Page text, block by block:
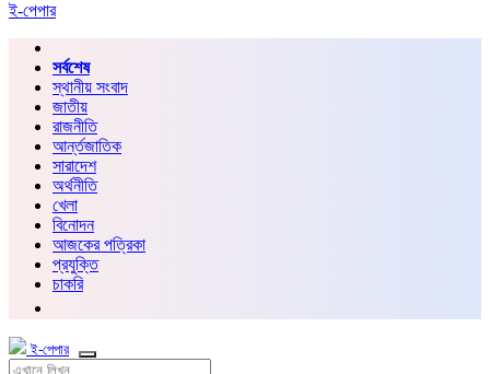
ই-পেপার
সর্বশেষ
স্থানীয় সংবাদ
জাতীয়
রাজনীতি
আর্ন্তজাতিক
সারাদেশ
অর্থনীতি
খেলা
বিনোদন
আজকের পত্রিকা
প্রযুক্তি
চাকরি
ই-পেপার